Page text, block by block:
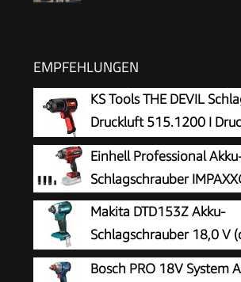
EMPFEHLUNGEN
KS Tools THE DEVIL
Druckluft 515.1200 I
Schlagschrauber mit
Umschalthebel L/R I
Hammer-Schlagwerk
Einhell Professional
Schlagschrauber
Makita DTD153Z Akku-
Schlagschrauber 18,0 V
ohne Ladegerät)
Bosch PRO 18V System